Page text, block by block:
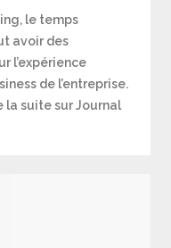
le temps
avoir des
l’expérience
de l’entreprise.
la suite sur Journal